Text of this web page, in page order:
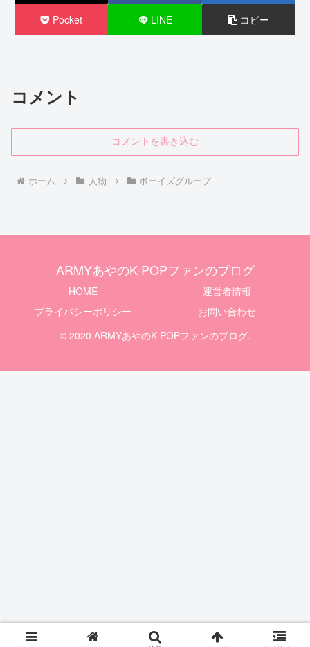
Pocket LINE コピー
コメント
コメントを書き込む
ホーム 人物 ボーイズグループ
ARMYあやのK-POPファンのブログ
HOME
運営者情報
プライバシーポリシー
お問い合わせ
© 2020 ARMYあやのK-POPファンのブログ.